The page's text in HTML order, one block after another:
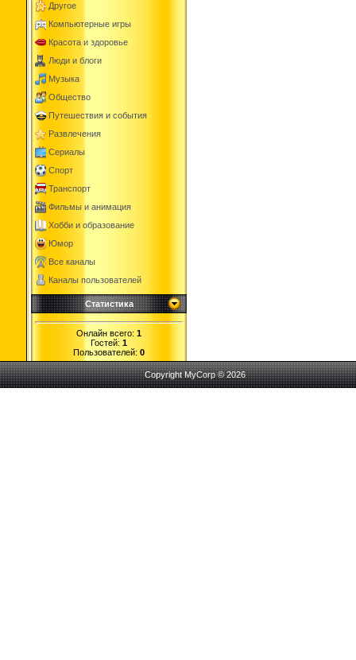
Другое
Компьютерные игры
Красота и здоровье
Люди и блоги
Музыка
Общество
Путешествия и события
Развлечения
Сериалы
Спорт
Транспорт
Фильмы и анимация
Хобби и образование
Юмор
Все каналы
Каналы пользователей
Статистика
Онлайн всего: 1
Гостей: 1
Пользователей: 0
Copyright MyCorp © 2026